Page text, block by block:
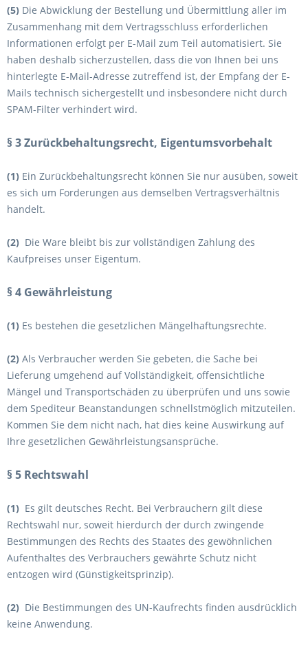
(5) Die Abwicklung der Bestellung und Übermittlung aller im
Zusammenhang mit dem Vertragsschluss erforderlichen
Informationen erfolgt per E-Mail zum Teil automatisiert. Sie
haben deshalb sicherzustellen, dass die von Ihnen bei uns
hinterlegte E-Mail-Adresse zutreffend ist, der Empfang der E-
Mails technisch sichergestellt und insbesondere nicht durch
SPAM-Filter verhindert wird.
§ 3 Zurückbehaltungsrecht, Eigentumsvorbehalt
(1) Ein Zurückbehaltungsrecht können Sie nur ausüben, soweit
es sich um Forderungen aus demselben Vertragsverhältnis
handelt.
(2) Die Ware bleibt bis zur vollständigen Zahlung des
Kaufpreises unser Eigentum.
§ 4 Gewährleistung
(1) Es bestehen die gesetzlichen Mängelhaftungsrechte.
(2) Als Verbraucher werden Sie gebeten, die Sache bei
Lieferung umgehend auf Vollständigkeit, offensichtliche
Mängel und Transportschäden zu überprüfen und uns sowie
dem Spediteur Beanstandungen schnellstmöglich mitzuteilen.
Kommen Sie dem nicht nach, hat dies keine Auswirkung auf
Ihre gesetzlichen Gewährleistungsansprüche.
§ 5 Rechtswahl
(1) Es gilt deutsches Recht. Bei Verbrauchern gilt diese
Rechtswahl nur, soweit hierdurch der durch zwingende
Bestimmungen des Rechts des Staates des gewöhnlichen
Aufenthaltes des Verbrauchers gewährte Schutz nicht
entzogen wird (Günstigkeitsprinzip).
(2) Die Bestimmungen des UN-Kaufrechts finden ausdrücklich
keine Anwendung.